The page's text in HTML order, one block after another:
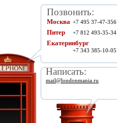
Позвонить:
Москва +7 495 37-47-356
Питер +7 812 493-35-34
Екатеринбург
+7 343 385-10-05
Написать:
mail@londonmania.ru